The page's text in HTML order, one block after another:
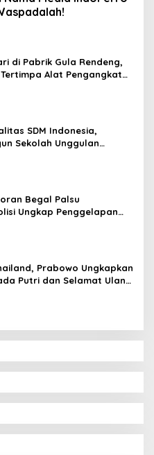
di Pabrik Gula Rendeng,
Tertimpa Alat Pengangkat
SDM Indonesia,
Sekolah Unggulan
Terbaik Dunia
Begal Palsu
Ungkap Penggelapan
untuk Crypto
Prabowo Ungkapkan
Putri dan Selamat Ulang